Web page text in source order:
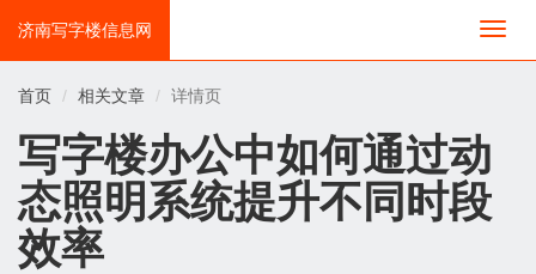
切
济南写字楼信息网
首页 相关文章 详情页
写字楼办公中如何通过动
态照明系统提升不同时段
效率